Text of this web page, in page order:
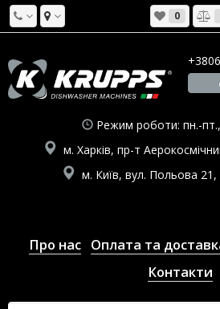
0
Режим роботи: пн.-
м. Харків, пр-т
м. Київ, вул. Польова
Про нас Оплата та
Контакти